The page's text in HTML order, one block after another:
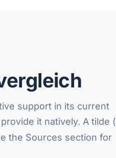
support in its current
it natively. A tilde (
the Sources section for